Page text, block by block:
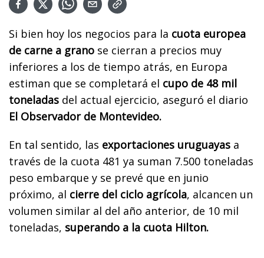
Si bien hoy los negocios para la cuota europea
de carne a grano se cierran a precios muy
inferiores a los de tiempo atrás, en Europa
estiman que se completará el cupo de 48 mil
toneladas del actual ejercicio, aseguró el diario
El Observador de Montevideo.
En tal sentido, las exportaciones uruguayas a
través de la cuota 481 ya suman 7.500 toneladas
peso embarque y se prevé que en junio
próximo, al cierre del ciclo agrícola, alcancen un
volumen similar al del año anterior, de 10 mil
toneladas, superando a la cuota Hilton.